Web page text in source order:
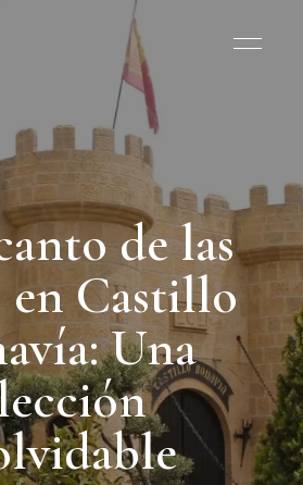
de las
en Castillo
Una